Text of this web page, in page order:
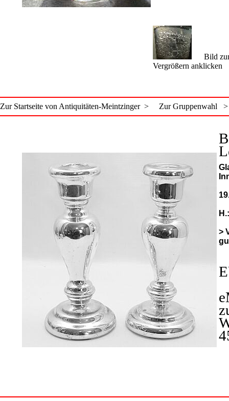
Bild
Vergrößern anklicken
Zur Startseite von Antiquitäten-Meintzinger > Zur Gruppenwahl >
>